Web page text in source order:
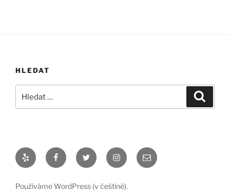
HLEDAT
Yelp FacebookTwitter InstagramEmail
Používáme WordPress (v češtině).